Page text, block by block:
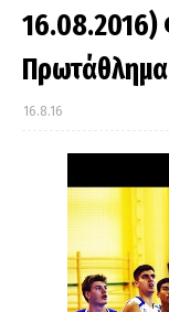
16.8.16